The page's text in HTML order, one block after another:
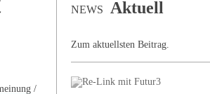
/
NEWS Aktuell
Zum aktuellsten Beitrag.